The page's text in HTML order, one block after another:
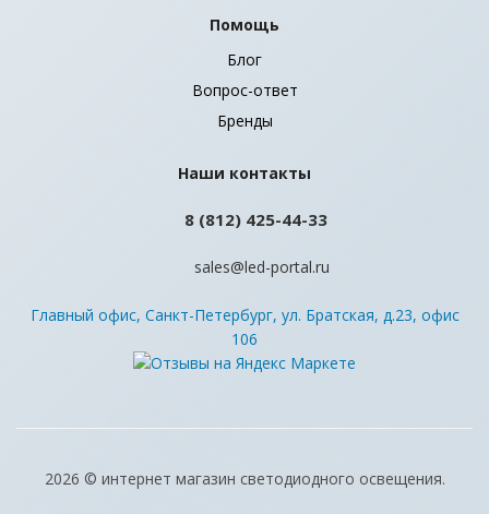
Помощь
Блог
Вопрос-ответ
Бренды
Наши контакты
8 (812) 425-44-33
sales@led-portal.ru
Главный офис, Санкт-Петербург, ул. Братская, д.23, офис
106
2026 © интернет магазин светодиодного освещения.